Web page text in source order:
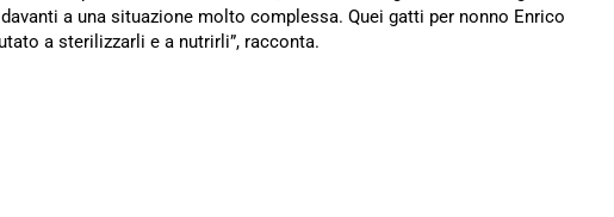
a una situazione molto complessa. Quei gatti per nonno Enrico
a sterilizzarli e a nutrirli”, racconta.